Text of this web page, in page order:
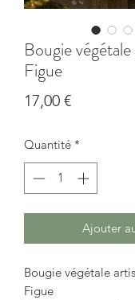
Bougie
Figue
17,00 €Prix
Quantité *
Ajouter
Bougie végétale
Figue